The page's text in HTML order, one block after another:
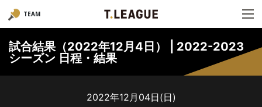
TEAM
試合結果（2022年12月4日） | 2022-2023
シーズン 日程・結果
2022年12月04日(日)